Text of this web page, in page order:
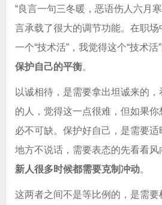
“良言一句三冬暖，恶语伤人六月
言承载了很大的调节功能。在职
一个“技术活”，我觉得这个“技术活
保护自己的平衡。
以诚相待，是需要拿出坦诚来的
的人，觉得这一点很难，但如果
必不可缺。保护好自己，是需要
地方不说话，需要表态的先看看风
新人很多时候都需要克制冲动。
这两者之间不是等比例的，是需